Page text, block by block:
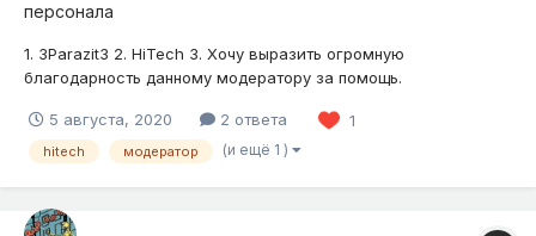
персонала
1. 3Parazit3 2. HiTech 3. Хочу выразить огромную
благодарность данному модератору за помощь.
регион. Очень вежлив. Почистили быстро, еще и рельеф
вокруг восстановили. Цены ему нет х)
5 августа, 2020 2 ответа 1
hitech модератор (и ещё 1 )